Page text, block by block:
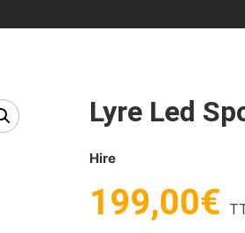
Lyre Led
Hire
199,00€